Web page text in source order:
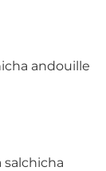
andouille
salchicha